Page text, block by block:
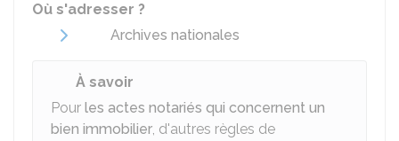
Où s'adresser ?
Archives nationales
À savoir
Pour les actes notariés qui concernent un
bien immobilier, d'autres règles de